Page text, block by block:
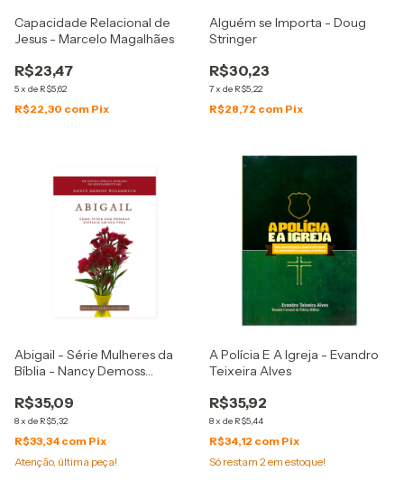
Capacidade Relacional de
Jesus - Marcelo Magalhães
R$23,47
5x de R$5,62
R$22,30 com Pix
Alguém se Importa - Doug
Stringer
R$30,23
7x de R$5,22
R$28,72 com Pix
Abigail - Série Mulheres da
Bíblia - Nancy Demoss
R$35,09
8x de R$5,32
R$33,34 com Pix
Atenção, última peça!
A Polícia E A Igreja - Evandro
Teixeira Alves
R$35,92
8x de R$5,44
R$34,12 com Pix
Só restam 2em estoque!